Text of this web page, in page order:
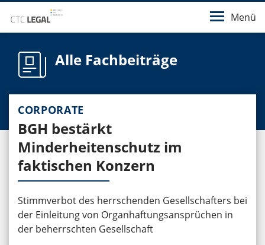
Menü
Alle Fachbeiträge
CORPORATE
BGH bestärkt
Minderheitenschutz im
faktischen Konzern
Stimmverbot des herrschenden Gesellschafters bei
der Einleitung von Organhaftungsansprüchen in
der beherrschten Gesellschaft